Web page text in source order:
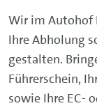
Wir im Autohof
Ihre Abholung
gestalten.
Führerschein,
sowie Ihre EC-